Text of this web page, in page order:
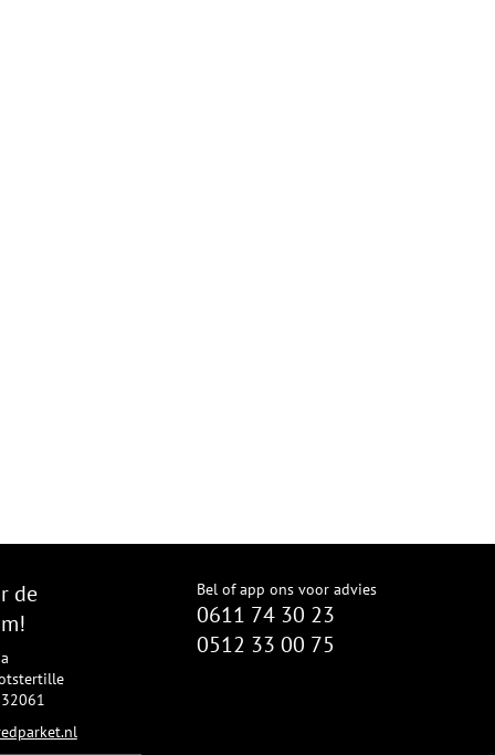
de
Bel of app ons voor advies
0611 74 30 23
0512 33 00 75